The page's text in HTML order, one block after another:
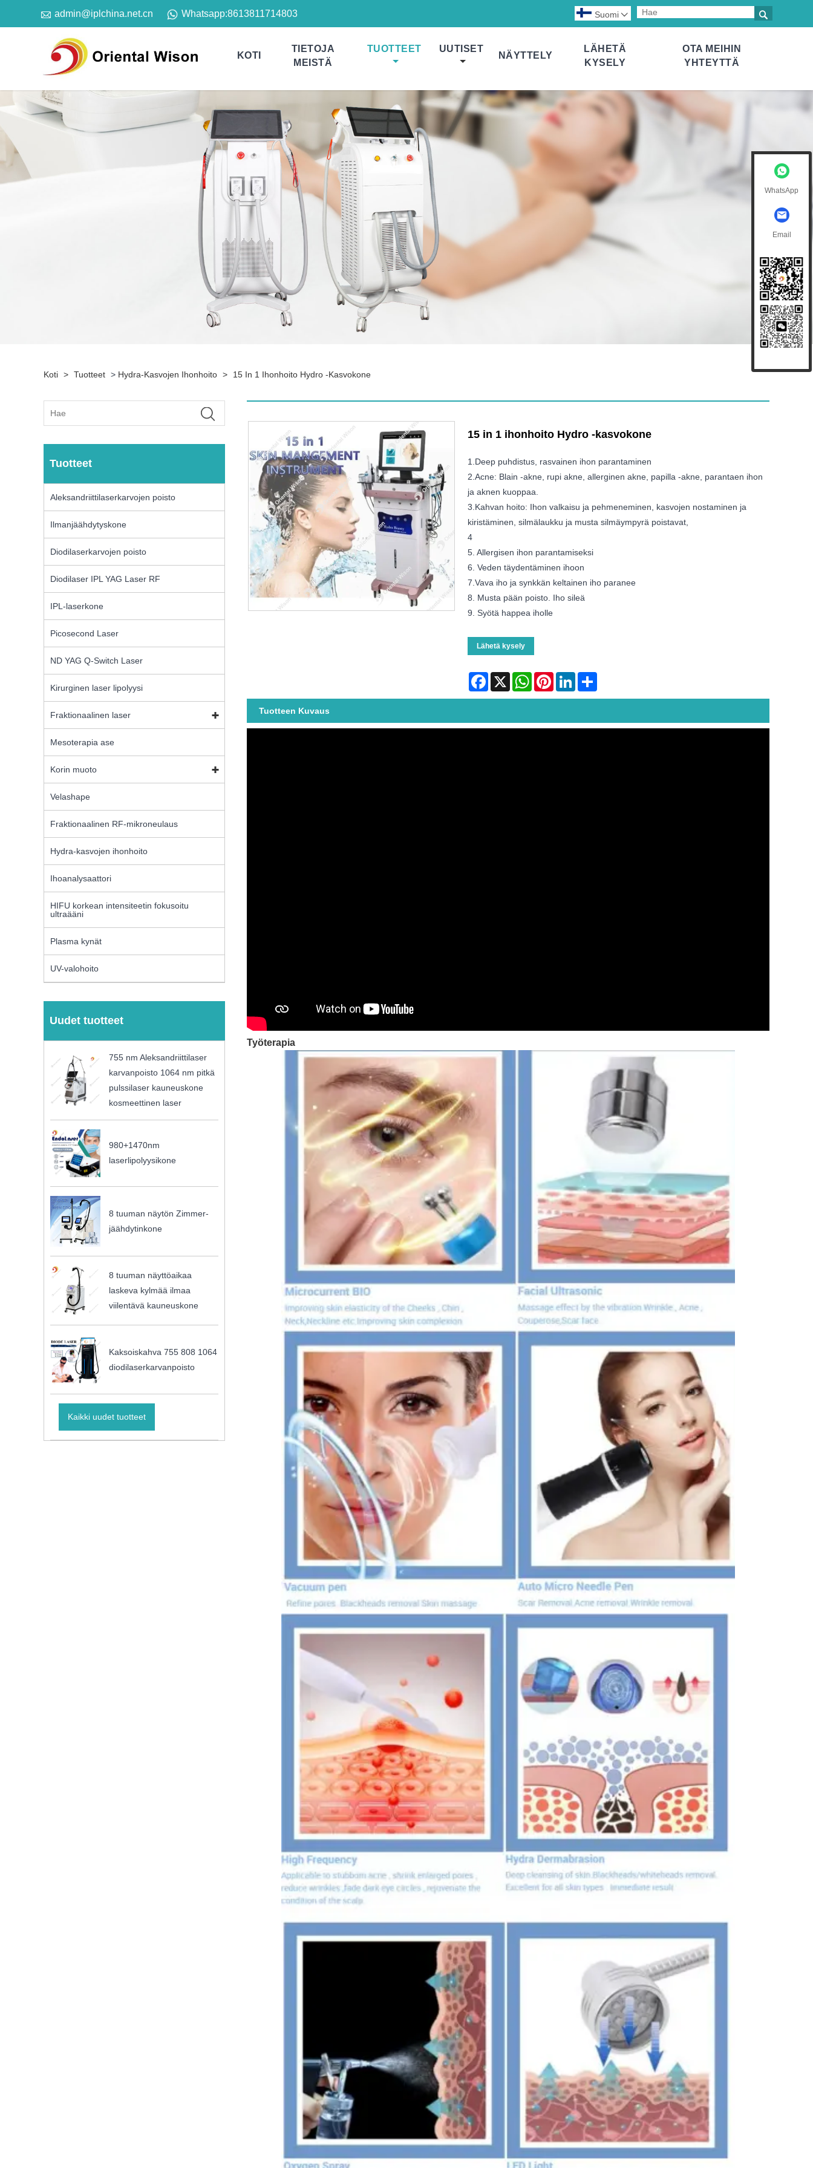
 admin@iplchina.net.cn Whatsapp:8613811714803 
Suomi 
KOTI
TIETOJA
MEISTÄ
TUOTTEET UUTISET
NÄYTTELY
LÄHETÄ
KYSELY
OTA MEIHIN
YHTEYTTÄ
Koti > Tuotteet > Hydra-Kasvojen Ihonhoito > 15 In 1 Ihonhoito Hydro -kasvokone
Tuotteet
Aleksandriittilaserkarvojen poisto
Ilmanjäähdytyskone
Diodilaserkarvojen poisto
Diodilaser IPL YAG Laser RF
IPL-laserkone
Picosecond Laser
ND YAG Q-Switch Laser
Kirurginen laser lipolyysi
Fraktionaalinen laser
Mesoterapia ase
Korin muoto
Velashape
Fraktionaalinen RF-mikroneulaus
Hydra-kasvojen ihonhoito
Ihoanalysaattori
HIFU korkean intensiteetin fokusoitu
ultraääni
Plasma kynät
UV-valohoito
Uudet tuotteet
755 nm Aleksandriittilaser
karvanpoisto 1064 nm pitkä
pulssilaser kauneuskone
kosmeettinen laser
980+1470nm
laserlipolyysikone
8 tuuman näytön Zimmer-
jäähdytinkone
8 tuuman näyttöaikaa
laskeva kylmää ilmaa
viilentävä kauneuskone
Kaksoiskahva 755 808 1064
diodilaserkarvanpoisto
Kaikki uudet tuotteet
15 in 1 ihonhoito Hydro -kasvokone
1.Deep puhdistus, rasvainen ihon parantaminen
2.Acne: Blain -akne, rupi akne, allerginen akne, papilla -akne, parantaen ihon
ja aknen kuoppaa.
3.Kahvan hoito: Ihon valkaisu ja pehmeneminen, kasvojen nostaminen ja
kiristäminen, silmälaukku ja musta silmäympyrä poistavat,
4
5. Allergisen ihon parantamiseksi
6. Veden täydentäminen ihoon
7.Vava iho ja synkkän keltainen iho paranee
8. Musta pään poisto. Iho sileä
9. Syötä happea iholle
Lähetä kysely
Facebook
X WhatsAppPinterestLinkedInShare
Tuotteen Kuvaus
Työterapia
WhatsApp
Email